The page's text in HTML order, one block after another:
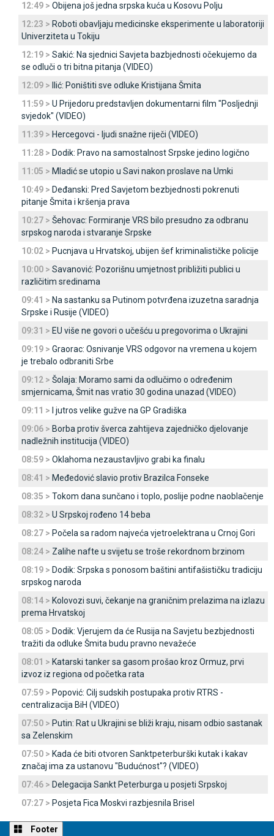
12:49 > Obijena još jedna srpska kuća u Kosovu Polju
12:23 > Roboti obavljaju medicinske eksperimente u laboratoriji
Univerziteta u Tokiju
12:19 > Sakić: Na sjednici Savjeta bazbjednosti očekujemo da
se odluči o tri bitna pitanja (VIDEO)
12:09 >
Ilić: Poništiti sve odluke Kristijana Šmita
11:59 > U Prijedoru predstavljen dokumentarni film "Posljednji
svjedok" (VIDEO)
11:39 > Hercegovci - ljudi snažne riječi (VIDEO)
11:28 > Dodik: Pravo na samostalnost Srpske jedino logično
11:05 > Mladić se utopio u Savi nakon proslave na Umki
10:49 > Deđanski: Pred Savjetom bezbjednosti pokrenuti
pitanje Šmita i kršenja prava
10:27 > Šehovac: Formiranje VRS bilo presudno za odbranu
srpskog naroda i stvaranje Srpske
10:02 > Pucnjava u Hrvatskoj, ubijen šef kriminalističke policije
10:00 > Savanović: Pozorišnu umjetnost približiti publici u
različitim sredinama
09:41 > Na sastanku sa Putinom potvrđena izuzetna saradnja
Srpske i Rusije (VIDEO)
09:31 > EU više ne govori o učešću u pregovorima o Ukrajini
09:19 > Graorac: Osnivanje VRS odgovor na vremena u kojem
je trebalo odbraniti Srbe
09:12 > Šolaja: Moramo sami da odlučimo o određenim
smjernicama, Šmit nas vratio 30 godina unazad (VIDEO)
09:11 >
I jutros velike gužve na GP Gradiška
09:06 > Borba protiv šverca zahtijeva zajedničko djelovanje
nadležnih institucija (VIDEO)
08:59 > Oklahoma nezaustavljivo grabi ka finalu
08:41 > Međedović slavio protiv Brazilca Fonseke
08:35 > Tokom dana sunčano i toplo, poslije podne naoblačenje
08:32 > U Srpskoj rođeno 14 beba
08:27 > Počela sa radom najveća vjetroelektrana u Crnoj Gori
08:24 > Zalihe nafte u svijetu se troše rekordnom brzinom
08:19 > Dodik: Srpska s ponosom baštini antifašističku tradiciju
srpskog naroda
08:14 > Kolovozi suvi, čekanje na graničnim prelazima na izlazu
prema Hrvatskoj
08:05 > Dodik: Vjerujem da će Rusija na Savjetu bezbjednosti
tražiti da odluke Šmita budu pravno nevažeće
08:01 > Katarski tanker sa gasom prošao kroz Ormuz, prvi
izvoz iz regiona od početka rata
07:59 > Popović: Cilj sudskih postupaka protiv RTRS -
centralizacija BiH (VIDEO)
07:50 > Putin: Rat u Ukrajini se bliži kraju, nisam odbio sastanak
sa Zelenskim
07:50 > Kada će biti otvoren Sanktpeterburški kutak i kakav
značaj ima za ustanovu "Budućnost"? (VIDEO)
07:46 > Delegacija Sankt Peterburga u posjeti Srpskoj
07:27 > Posjeta Fica Moskvi razbjesnila Brisel
Footer